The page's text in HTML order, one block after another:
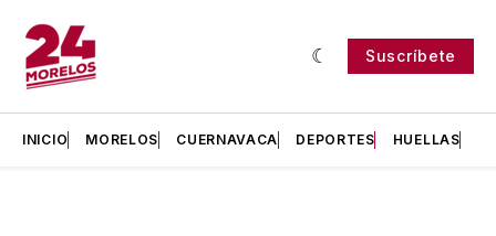
Suscríbete
INICIO MORELOS CUERNAVACA DEPORTES HUELLAS